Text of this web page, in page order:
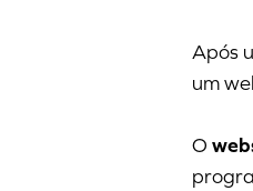
Após
um
O